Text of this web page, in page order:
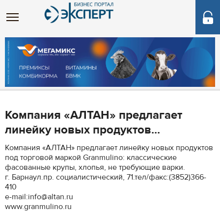
Компания «АЛТАН» предлагает
линейку новых продуктов...
Компания «АЛТАН» предлагает линейку новых продуктов
под торговой маркой Granmulino: классические
фасованные крупы, хлопья, не требующие варки.
г. Барнаул.пр. социалистический, 71.тел/факс:(3852)366-
410
e-mail:info@altan.ru
www.granmulino.ru